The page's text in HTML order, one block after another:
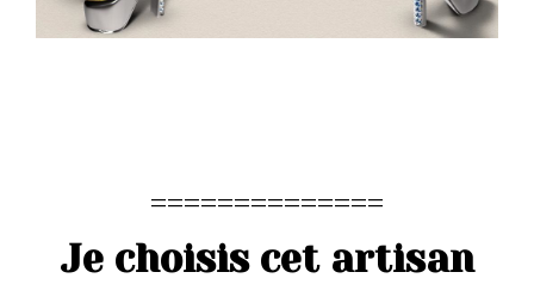
==============
Je choisis cet artisan